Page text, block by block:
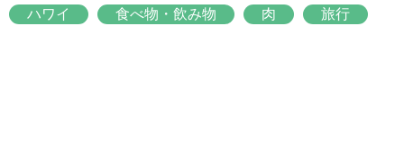
ハワイ 食べ物・飲み物 肉 旅行